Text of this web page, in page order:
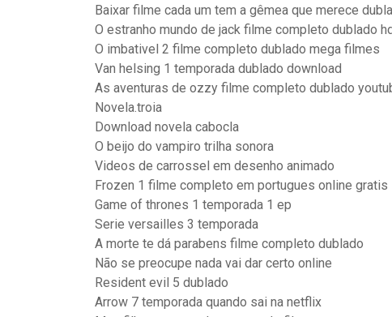
Baixar filme cada um tem a gêmea que merece
O estranho mundo de jack filme completo dublado
O imbativel 2 filme completo dublado mega filmes
Van helsing 1 temporada dublado download
As aventuras de ozzy filme completo dublado
Novela.troia
Download novela cabocla
O beijo do vampiro trilha sonora
Videos de carrossel em desenho animado
Frozen 1 filme completo em portugues online gratis
Game of thrones 1 temporada 1 ep
Serie versailles 3 temporada
A morte te dá parabens filme completo dublado
Não se preocupe nada vai dar certo online
Resident evil 5 dublado
Arrow 7 temporada quando sai na netflix